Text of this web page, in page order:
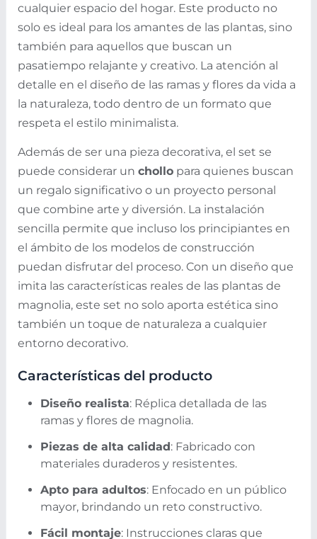
cualquier espacio del hogar. Este producto no
solo es ideal para los amantes de las plantas, sino
también para aquellos que buscan un
pasatiempo relajante y creativo. La atención al
detalle en el diseño de las ramas y flores da vida a
la naturaleza, todo dentro de un formato que
respeta el estilo minimalista.
Además de ser una pieza decorativa, el set se
puede considerar un chollo para quienes buscan
un regalo significativo o un proyecto personal
que combine arte y diversión. La instalación
sencilla permite que incluso los principiantes en
el ámbito de los modelos de construcción
puedan disfrutar del proceso. Con un diseño que
imita las características reales de las plantas de
magnolia, este set no solo aporta estética sino
también un toque de naturaleza a cualquier
entorno decorativo.
Características del producto
Diseño realista: Réplica detallada de las
ramas y flores de magnolia.
Piezas de alta calidad : Fabricado con
materiales duraderos y resistentes.
Apto para adultos: Enfocado en un público
mayor, brindando un reto constructivo.
Fácil montaje: Instrucciones claras que